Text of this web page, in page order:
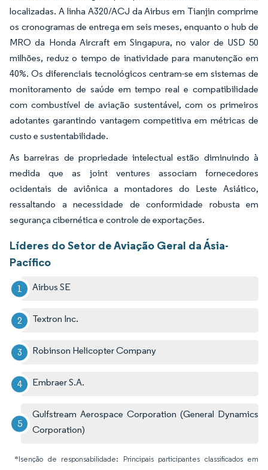
localizadas. A linha A320/ACJ da Airbus em Tianjin comprime
os cronogramas de entrega em seis meses, enquanto o hub de
MRO da Honda Aircraft em Singapura, no valor de USD 50
milhões, reduz o tempo de inatividade para manutenção em
40%. Os diferenciais tecnológicos centram-se em sistemas de
monitoramento de saúde em tempo real e compatibilidade
com combustível de aviação sustentável, com os primeiros
adotantes garantindo vantagem competitiva em métricas de
custo e sustentabilidade.
As barreiras de propriedade intelectual estão diminuindo à
medida que as joint ventures associam fornecedores
ocidentais de aviônica a montadores do Leste Asiático,
ressaltando a necessidade de conformidade robusta em
segurança cibernética e controle de exportações.
Líderes do Setor de Aviação Geral da Ásia-
Pacífico
Airbus SE
Textron Inc.
Robinson Helicopter Company
Embraer S.A.
Gulfstream Aerospace Corporation (General Dynamics
Corporation)
*Isenção de responsabilidade: Principais participantes classificados em